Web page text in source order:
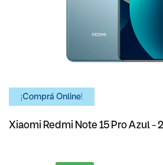
¡Comprá Online!
Xiaomi Redmi Note 15 Pro Azul -